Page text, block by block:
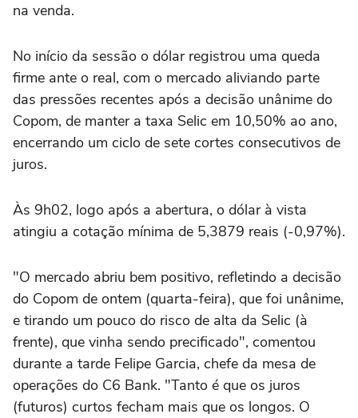
na venda.
No início da sessão o dólar registrou uma queda
firme ante o real, com o mercado aliviando parte
das pressões recentes após a decisão unânime do
Copom, de manter a taxa Selic em 10,50% ao ano,
encerrando um ciclo de sete cortes consecutivos de
juros.
Às 9h02, logo após a abertura, o dólar à vista
atingiu a cotação mínima de 5,3879 reais (-0,97%).
"O mercado abriu bem positivo, refletindo a decisão
do Copom de ontem (quarta-feira), que foi unânime,
e tirando um pouco do risco de alta da Selic (à
frente), que vinha sendo precificado", comentou
durante a tarde Felipe Garcia, chefe da mesa de
operações do C6 Bank. "Tanto é que os juros
(futuros) curtos fecham mais que os longos. O